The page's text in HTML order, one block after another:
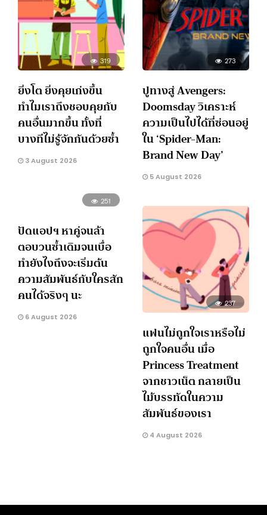
319
ยิ่งโต ยิ่งคุยเก่งขึ้น
ทำไมเราถึงชอบคุยกับ
คนอื่นมากขึ้น ทั้งที่
บางทีไม่รู้จักกันด้วยซ้ำ
3 August 2026
273
ปูทางสู่ Avengers:
Doomsday วิเคราะห์
ความเป็นไปได้ที่ซ่อนอยู่
ใน ‘Spider-Man:
Brand New Day’
5 August 2026
251
ปัดแอปฯ หาคู่จนล้า
ตอบวนซ้ำเดิมจนเบื่อ
ทำยังไงถึงจะเริ่มต้น
ความสัมพันธ์กับใครสัก
คนได้จริงๆ นะ
6 August 2026
237
แฟนไม่ถูกใจเราหรือไม่
ถูกใจคนอื่น เมื่อ
Princess Treatment
จากชาวเน็ต กลายเป็น
ไม้บรรทัดในความ
สัมพันธ์ของเรา
4 August 2026